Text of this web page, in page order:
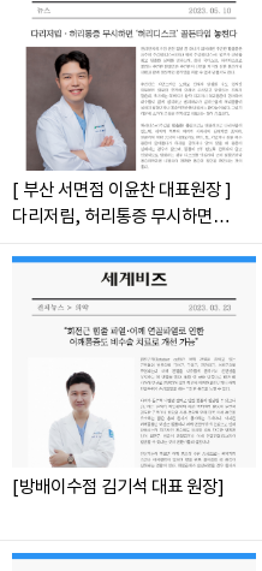
[ 부산 서면점 이윤찬 대표원장 ]
다리저림, 허리통증 무시하면
[방배이수점 김기석 대표 원장]